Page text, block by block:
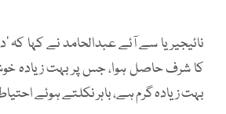
نائیجیریا سے آئے عبدالحامد نے کہا کہ
کا شرف حاصل ہوا، جس پر بہت زیادہ
بہت زیادہ گرم ہے، باہر نکلتے ہوئے